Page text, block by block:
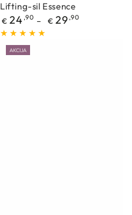
Lifting-sil Essence
Redovna
cijena
€ 24 ,90 € 29 ,90
AKCIJA